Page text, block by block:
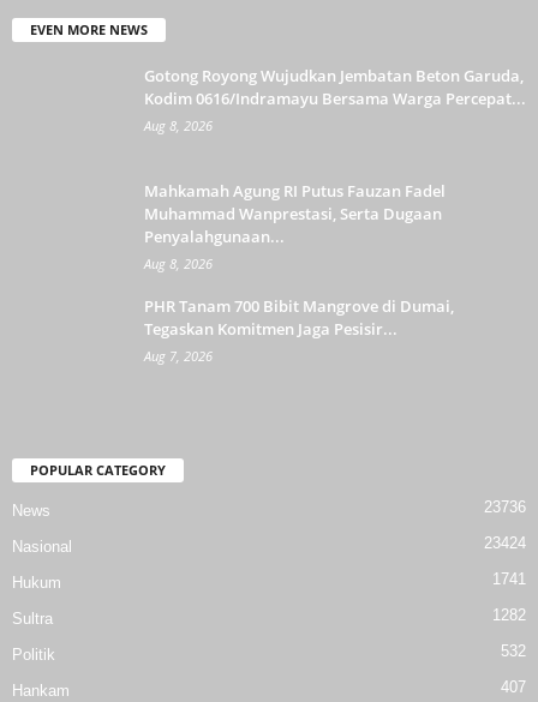
EVEN MORE NEWS
Gotong Royong Wujudkan Jembatan Beton Garuda,
Kodim 0616/Indramayu Bersama Warga Percepat...
Aug 8, 2026
Mahkamah Agung RI Putus Fauzan Fadel
Muhammad Wanprestasi, Serta Dugaan
Penyalahgunaan...
Aug 8, 2026
PHR Tanam 700 Bibit Mangrove di Dumai,
Tegaskan Komitmen Jaga Pesisir...
Aug 7, 2026
POPULAR CATEGORY
News 23736
Nasional 23424
Hukum 1741
Sultra 1282
Politik 532
Hankam 407